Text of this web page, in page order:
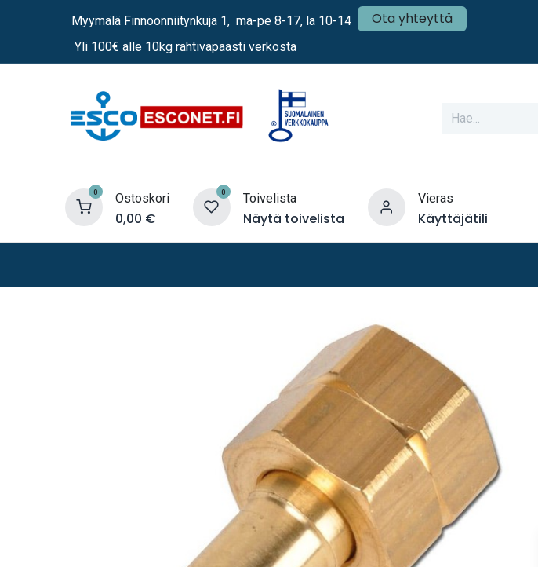
Myymälä Finnoonniitynkuja 1, ma-pe 8-17, la 10-14 Ota yhteyttä
Yli 100€ alle 10kg rahtivapaasti verkosta
0 Ostoskori
0,00 €
0 Toivelista
Näytä toivelista
Vieras
Käyttäjätili